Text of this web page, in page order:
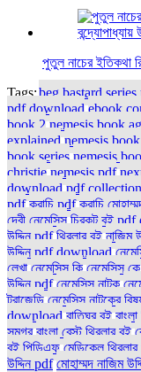
পুতুল নাচের ইতিকথা
Tags:beg bastard
pdf download ebook
book 2 nemesis book
explained nemesis
book series nemesis
christie nemesis pdf
download pdf collection
pdf করাচি pdf করাচি
দেবী নেমেসিস চিরকুট বই
উদ্দিন pdf থ্রিলার বই নাজিম
উদ্দিন pdf download
লেখা নেমেসিস কি নেমেসিস কে
উদ্দিন pdf নেমেসিস নাটক
ট্রাজেডি নেমেসিস নাটকের
download বাতিঘর বই
সমগ্র বাংলা বেস্ট থ্রিলার বই
বই পিডিএফ মেডিকেল
উদ্দিন pdf মোহাম্মদ নাজিম